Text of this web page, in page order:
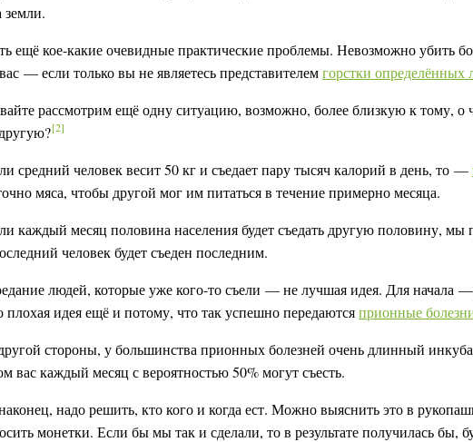
земли.
ещё кое-какие очевидные практические проблемы. Невозможно убить
— если только вы не являетесь представителемгорстки определённых
рассмотрим ещё одну ситуацию, возможно, более близкую к тому,
[2]
средний человек весит 50 кг и съедает пару тысяч калорий в день, то —
мяса, чтобы другой мог им питаться в течение примерно месяца.
каждый месяц половина населения будет съедать другую половину, мы
человек будет съеден последним.
людей, которые уже кого-то съели — не лучшая идея. Для начала
плохая идея ещё и потому, что так успешно передаютсяприонные
стороны, у большинства прионных болезней очень длинный
вас каждый месяц с вероятностью 50% могут съесть.
надо решить, кто кого и когда ест. Можно выяснить это в
монетки. Если бы мы так и сделали, то в результате получилась бы,